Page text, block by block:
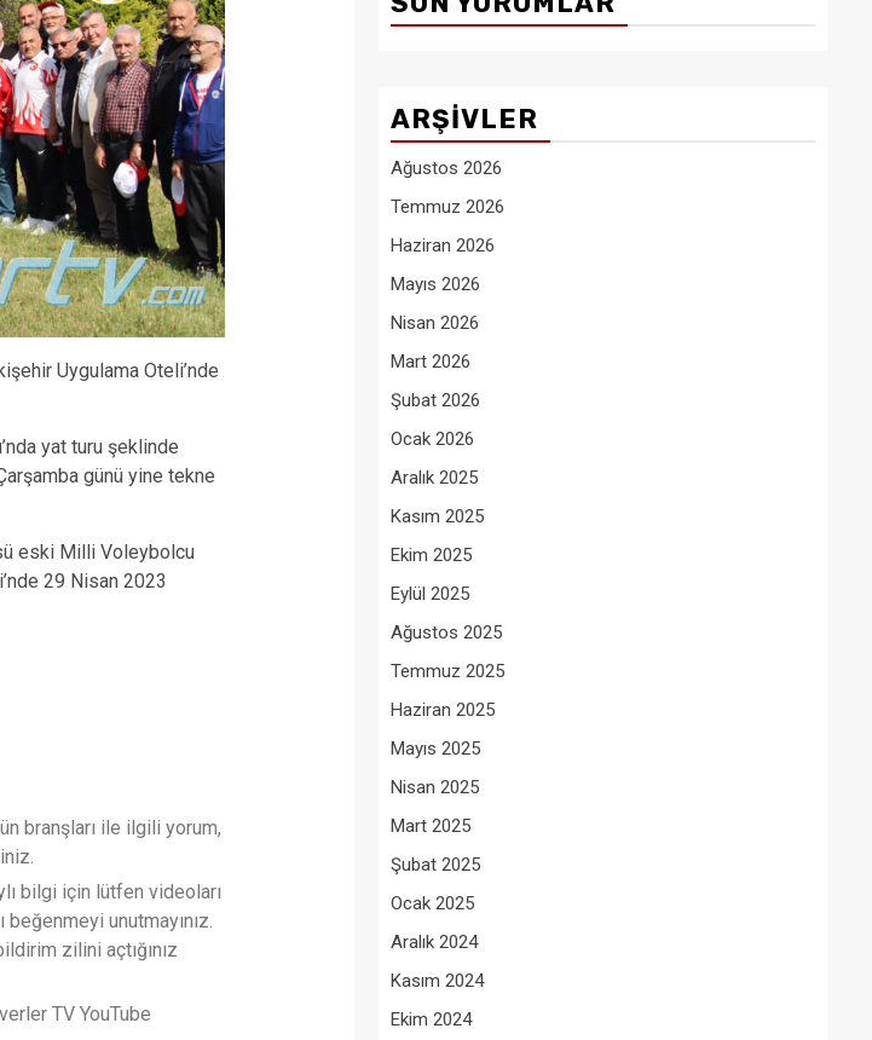
Uygulama Oteli’nde
yat turu şeklinde
günü yine tekne
eski Milli Voleybolcu
29 Nisan 2023
branşları ile ilgili yorum,
bilgi için lütfen videoları
unutmayınız.
zilini açtığınız
TV YouTube
ARŞIVLER
Ağustos 2026
Temmuz 2026
Haziran 2026
Mayıs 2026
Nisan 2026
Mart 2026
Şubat 2026
Ocak 2026
Aralık 2025
Kasım 2025
Ekim 2025
Eylül 2025
Ağustos 2025
Temmuz 2025
Haziran 2025
Mayıs 2025
Nisan 2025
Mart 2025
Şubat 2025
Ocak 2025
Aralık 2024
Kasım 2024
Ekim 2024